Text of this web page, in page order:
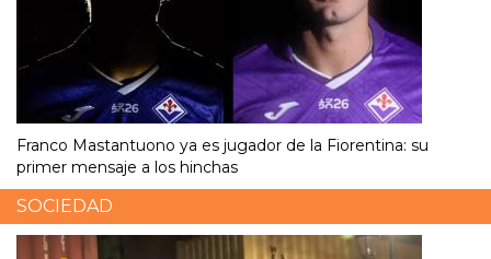
Franco Mastantuono ya es jugador de la Fiorentina: su
primer mensaje a los hinchas
SOCIEDAD